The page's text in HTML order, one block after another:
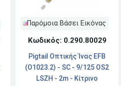
Παρόμοια Βάσει Εικόνας
Κωδικός: 0.290.80029
Pigtail Οπτικής Ίνας EFB
(O1023.2) - SC - 9/125 OS2
LSZH - 2m - Κίτρινο